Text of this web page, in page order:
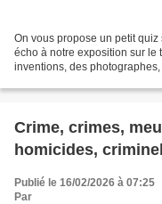
On vous propose un petit
écho à notre exposition sur le
inventions, des
Crime, crimes,
homicides,
Publié le 16/02/2026 à 07:25
Par